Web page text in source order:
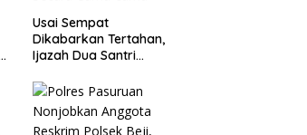
Usai Sempat
Dikabarkan Tertahan,
Ijazah Dua Santri
Secara Cuma-cuma